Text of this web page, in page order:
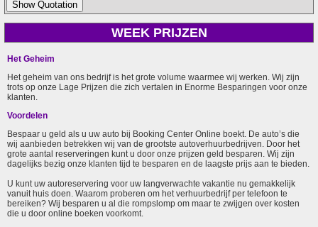
WEEK PRIJZEN
Het Geheim
Het geheim van ons bedrijf is het grote volume waarmee wij werken. Wij zijn
trots op onze Lage Prijzen die zich vertalen in Enorme Besparingen voor onze
klanten.
Voordelen
Bespaar u geld als u uw auto bij Booking Center Online boekt. De auto’s die
wij aanbieden betrekken wij van de grootste autoverhuurbedrijven. Door het
grote aantal reserveringen kunt u door onze prijzen geld besparen. Wij zijn
dagelijks bezig onze klanten tijd te besparen en de laagste prijs aan te bieden.
U kunt uw autoreservering voor uw langverwachte vakantie nu gemakkelijk
vanuit huis doen. Waarom proberen om het verhuurbedrijf per telefoon te
bereiken? Wij besparen u al die rompslomp om maar te zwijgen over kosten
die u door online boeken voorkomt.